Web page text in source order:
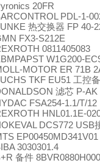
20FR
PDL-1-
热交换器 FP 40-
FX3-S212E
0811405083
W1G200-
MOTOR ER 71B
TKF EU51 工控
滤芯 P-AK
FSA254-1.1/T/12
HNL01.1E-
DCS772 USB
EP00450MD341V01
3030301.4
备件